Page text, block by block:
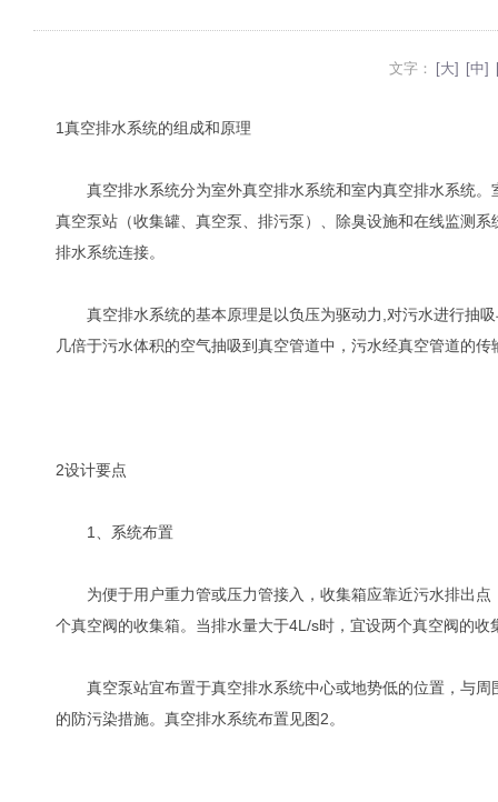
文字： [大] [中]
1真空排水系统的组成和原理
真空排水系统分为室外真空排水系统和室内真空排水系统。
真空泵站（收集罐、真空泵、排污泵）、除臭设施和在线监测
排水系统连接。
真空排水系统的基本原理是以负压为驱动力,对污水进行抽吸
几倍于污水体积的空气抽吸到真空管道中，污水经真空管道的
2设计要点
1、系统布置
为便于用户重力管或压力管接入，收集箱应靠近污水排出点
个真空阀的收集箱。当排水量大于4L/s时，宜设两个真空阀的收
真空泵站宜布置于真空排水系统中心或地势低的位置，与周
的防污染措施。真空排水系统布置见图2。